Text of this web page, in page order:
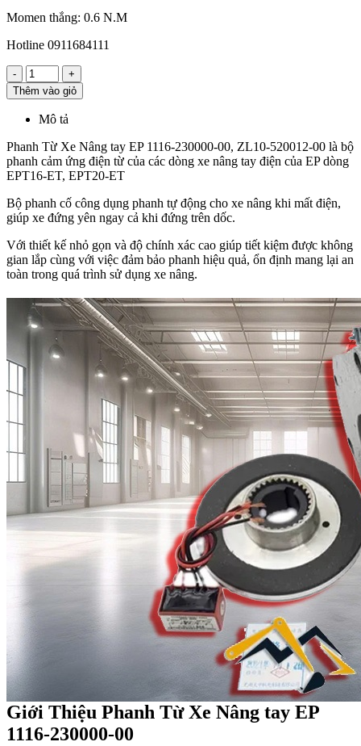
Momen thắng: 0.6 N.M
Hotline 0911684111
-
+
Thêm vào giỏ
Mô tả
Phanh Từ Xe Nâng tay EP 1116-230000-00, ZL10-520012-00 là bộ
phanh cảm ứng điện từ của các dòng xe nâng tay điện của EP dòng
EPT16-ET, EPT20-ET
Bộ phanh cố công dụng phanh tự động cho xe nâng khi mất điện,
giúp xe đứng yên ngay cả khi đứng trên dốc.
Với thiết kế nhỏ gọn và độ chính xác cao giúp tiết kiệm được không
gian lắp cùng với việc đảm bảo phanh hiệu quả, ổn định mang lại an
toàn trong quá trình sử dụng xe nâng.
Giới Thiệu Phanh Từ Xe Nâng tay EP
1116-230000-00